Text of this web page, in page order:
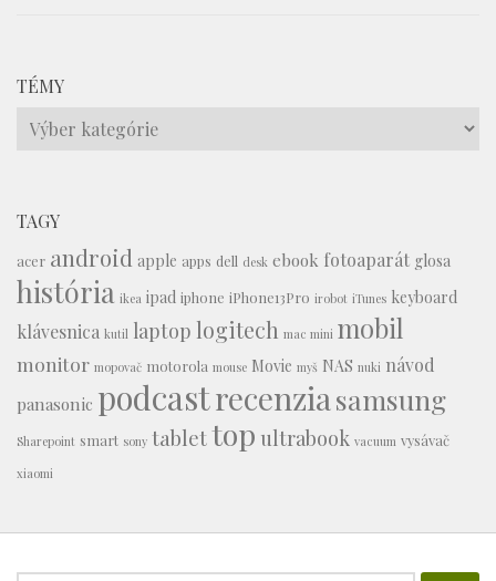
TÉMY
Témy
TAGY
acer android apple apps dell desk ebook fotoaparát glosa
história ikea ipad iphone iPhone13Pro irobot iTunes keyboard
klávesnica kutil laptop logitech mac mini mobil
monitor mopovač motorola mouse Movie myš NAS nuki návod
panasonic podcastrecenziasamsung
Sharepoint smart sony tablettop ultrabook vacuum vysávač
xiaomi